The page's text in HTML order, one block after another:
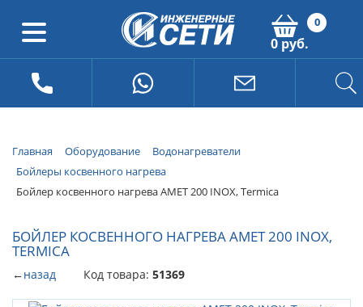
0
0 руб.
Главная Оборудование
Водонагреватели
Бойлеры косвенного нагрева
Бойлер косвенного нагрева AMET 200 INOX, Termica
БОЙЛЕР КОСВЕННОГО НАГРЕВА AMET 200 INOX,
TERMICA
←назад Код товара: 51369